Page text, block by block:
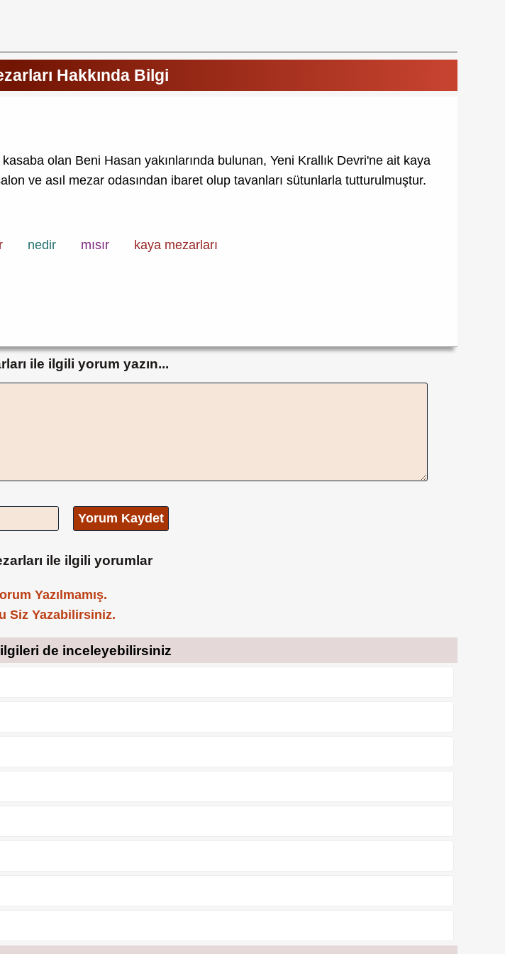
Hakkında Bilgi
kasaba olan Beni Hasan yakınlarında bulunan, Yeni Krallık Devri'ne ait kaya
ve asıl mezar odasından ibaret olup tavanları sütunlarla tutturulmuştur.
nedir mısır kaya mezarları
ile ilgili yorum yazın...
Yorum Kaydet
ile ilgili yorumlar
Yazılmamış.
Siz Yazabilirsiniz.
de inceleyebilirsiniz